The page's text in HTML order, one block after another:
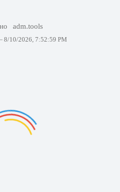
adm.tools
8/10/2026, 7:52:59 PM